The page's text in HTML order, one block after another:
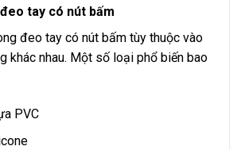
tay có nút bấm
đeo tay có nút bấm tùy thuộc vào
khác nhau. Một số loại phổ biến bao
PVC